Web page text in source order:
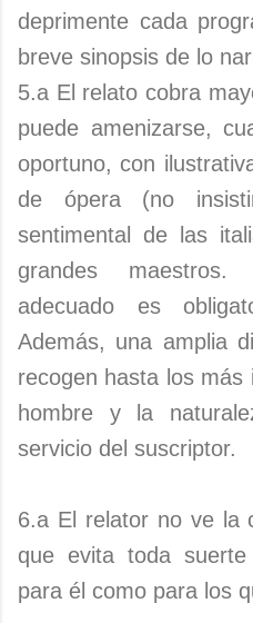
deprimente cada
breve sinopsis de lo
5.a El relato cobra
puede amenizarse,
oportuno, con
de ópera (no
sentimental de las
grandes
adecuado es
Además, una amplia
recogen hasta los más
hombre y la
servicio del suscriptor.
6.a El relator no ve la
que evita toda
para él como para los